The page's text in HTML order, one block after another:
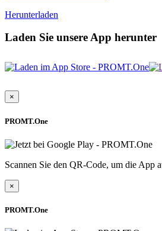
Herunterladen
Laden Sie unsere App herunter
×
PROMT.One
Scannen Sie den QR-Code, um die App
×
PROMT.One